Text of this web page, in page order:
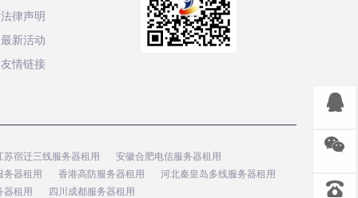
法律声明
最新活动
友情链接
苏宿迁三线服务器租用
安徽合肥电信服务器租用
务器租用
香港高防服务器租用
河北秦皇岛多线服务器租用
器租用
四川成都服务器租用